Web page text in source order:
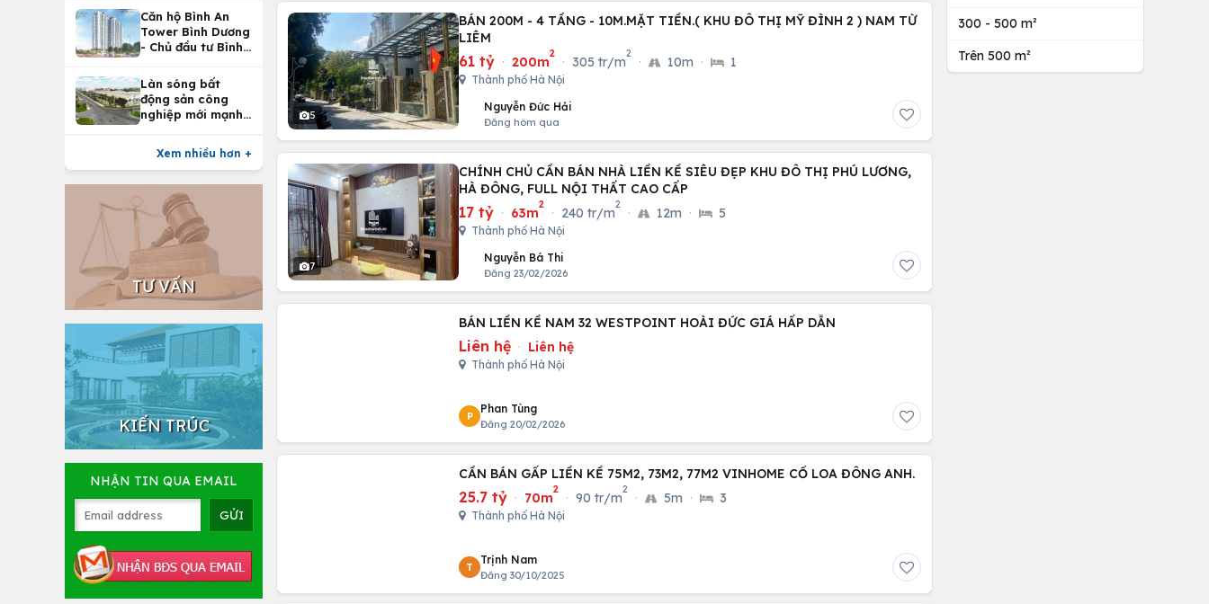
Căn hộ Bình An
Tower Bình Dương
- Chủ đầu tư Bình
Làn sóng bất
động sản công
nghiệp mới mạnh
Xem nhiều hơn +
TƯ VẤN
KIẾN TRÚC
NHẬN TIN QUA EMAIL
5
BÁN 200M - 4 TẦNG - 10M.MẶT TIỀN.( KHU ĐÔ THỊ MỸ ĐÌNH 2 ) NAM TỪ
LIÊM
61 tỷ · 200m
2
· 305 tr/m
2
· 10m · 1
Thành phố Hà Nội
Nguyễn Đức Hải
Đăng hôm qua
7
CHÍNH CHỦ CẦN BÁN NHÀ LIỀN KỀ SIÊU ĐẸP KHU ĐÔ THỊ PHÚ LƯƠNG,
HÀ ĐÔNG, FULL NỘI THẤT CAO CẤP
17 tỷ · 63m
2
· 240 tr/m
2
· 12m · 5
Thành phố Hà Nội
Nguyễn Bá Thi
Đăng 23/02/2026
BÁN LIỀN KỀ NAM 32 WESTPOINT HOÀI ĐỨC GIÁ HẤP DẪN
Liên hệ · Liên hệ
Thành phố Hà Nội
P
Phan Tùng
Đăng 20/02/2026
CẦN BÁN GẤP LIỀN KỀ 75M2, 73M2, 77M2 VINHOME CỔ LOA ĐÔNG ANH.
25.7 tỷ · 70m
2
· 90 tr/m
2
· 5m · 3
Thành phố Hà Nội
T
Trịnh Nam
Đăng 30/10/2025
300 - 500 m²
Trên 500 m²